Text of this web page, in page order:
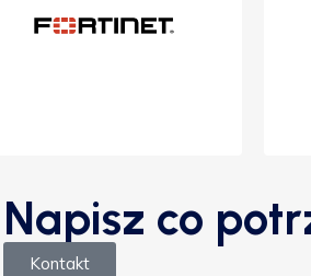
Napisz co
Kontakt